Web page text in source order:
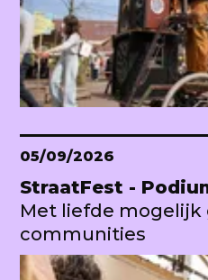
05/09/2026
StraatFest -
Met liefde
communities